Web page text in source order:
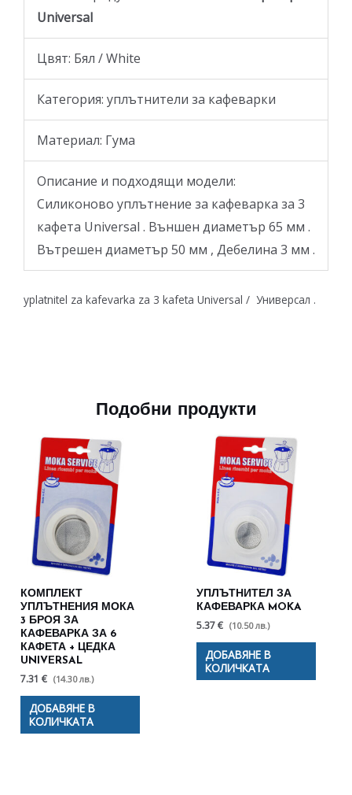
Universal
Цвят: Бял / White
Категория: уплътнители за кафеварки
Материал: Гума
Описание и подходящи модели:
Силиконово уплътнение за кафеварка за 3
кафета Universal . Външен диаметър 65 мм .
Вътрешен диаметър 50 мм , Дебелина 3 мм .
yplatnitel za kafevarka za 3 kafeta Universal / Универсал .
Подобни продукти
КОМПЛЕКТ
УПЛЪТНЕНИЯ МОКА
3 БРОЯ ЗА
КАФЕВАРКА ЗА 6
КАФЕТА + ЦЕДКА
UNIVERSAL
7.31 € (14.30 лв.)
ДОБАВЯНЕ В
КОЛИЧКАТА
УПЛЪТНИТЕЛ ЗА
КАФЕВАРКА MOKA
5.37 € (10.50 лв.)
ДОБАВЯНЕ В
КОЛИЧКАТА